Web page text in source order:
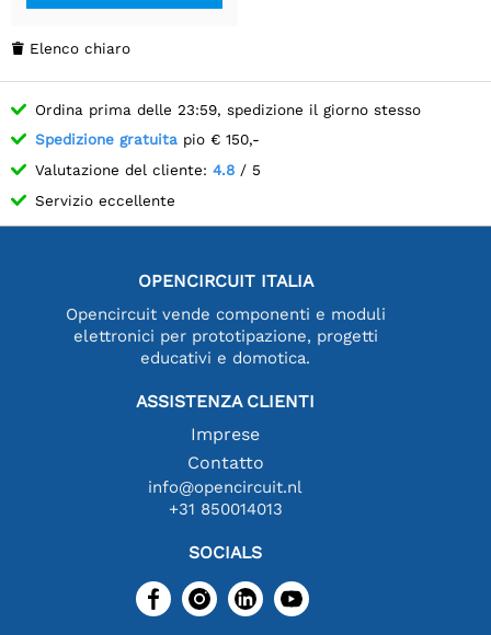
 Elenco chiaro
Ordina prima delle 23:59, spedizione il giorno stesso
Spedizione gratuita pio € 150,-
Valutazione del cliente: 4.8 / 5
Servizio eccellente
OPENCIRCUIT ITALIA
Opencircuit vende componenti e moduli
elettronici per prototipazione, progetti
educativi e domotica.
ASSISTENZA CLIENTI
Imprese
Contatto
info@opencircuit.nl
+31 850014013
SOCIALS